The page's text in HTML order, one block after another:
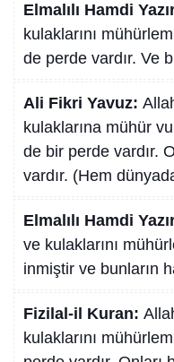
Elmalılı Hamdi
kulaklarını
de perde vardır. Ve
Ali Fikri Yavuz:
kulaklarına mühür
de bir perde vardır.
vardır. (Hem
Elmalılı Hamdi
ve kulaklarını
inmiştir ve bunların
Fizilal-il Kuran:
kulaklarını